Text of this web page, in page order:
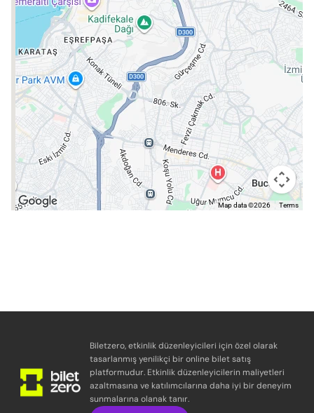
Map data ©2026 Terms
Biletzero, etkinlik düzenleyicileri için özel olarak
tasarlanmış yenilikçi bir online bilet satış
platformudur. Etkinlik düzenleyicilerin maliyetleri
azaltmasına ve katılımcılarına daha iyi bir deneyim
sunmalarına olanak tanır.